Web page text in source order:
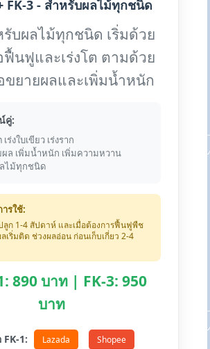
FK-3 - สำหรับผลไม้ทุกชนิด
บผลไม้ทุกชนิด เริ่มด้วย
ฟื้นฟูและเร่งโต ตามด้วย
ขยายผลและเพิ่มน้ำหนัก
คู่:
เร่งใบเขียว เร่งราก
ผล เพิ่มน้ำหนัก เพิ่มความหวาน
ลไม้ทุกชนิด
ารใช้:
ลูก 1-4 สัปดาห์ และเมื่อต้องการฟื้นฟูพืช
ลเริ่มติด ช่วงผลอ่อน ก่อนเก็บเกี่ยว 2-4
890 บาท | FK-3: 950
บาท
FK-1: Lazada Shopee